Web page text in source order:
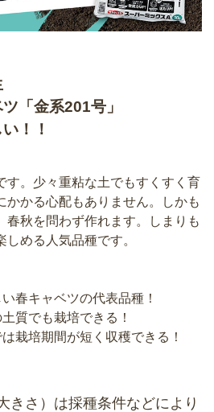
「金系201号」
！！
す。少々重粘な土でもすくすく育
かかる心配もありません。しかも
春秋を問わず作れます。しまりも
める人気品種です。
春キャベツの代表品種！
質でも栽培できる！
栽培期間が短く収穫できる！
きさ）は採種条件などにより